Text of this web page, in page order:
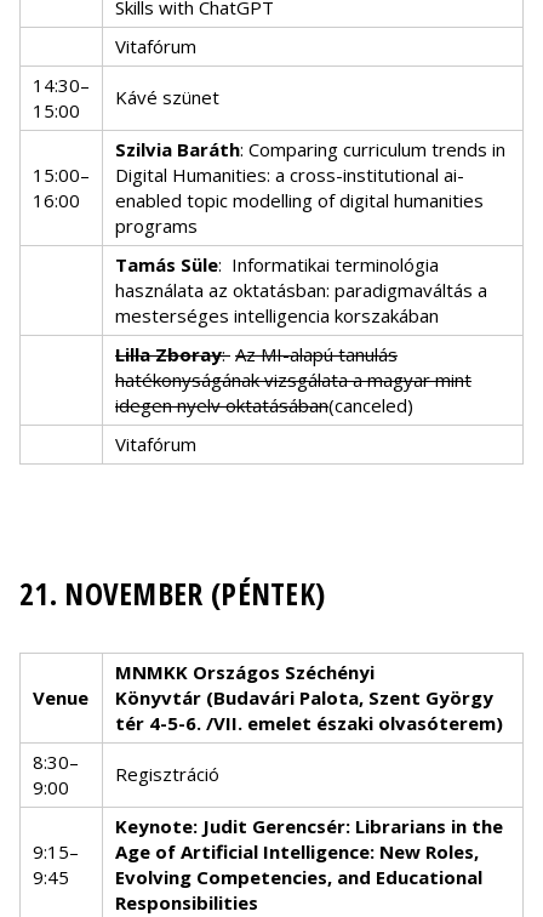
Skills with ChatGPT
Vitafórum
14:30–
15:00
Kávé szünet
15:00–
16:00
Szilvia Baráth: Comparing curriculum trends in
Digital Humanities: a cross-institutional ai-
enabled topic modelling of digital humanities
programs
Tamás Süle: Informatikai terminológia
használata az oktatásban: paradigmaváltás a
mesterséges intelligencia korszakában
Lilla Zboray: Az MI-alapú tanulás
hatékonyságának vizsgálata a magyar mint
idegen nyelv oktatásában(canceled)
Vitafórum
21. NOVEMBER (PÉNTEK)
Venue
MNMKK Országos Széchényi
Könyvtár (Budavári Palota, Szent György
tér 4-5-6. /VII. emelet északi olvasóterem)
8:30–
9:00
Regisztráció
9:15–
9:45
Keynote: Judit Gerencsér: Librarians in the
Age of Artificial Intelligence: New Roles,
Evolving Competencies, and Educational
Responsibilities